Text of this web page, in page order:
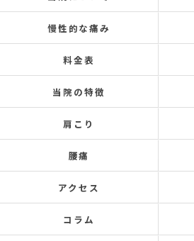
慢性的な痛み
料金表
当院の特徴
肩こり
腰痛
アクセス
コラム